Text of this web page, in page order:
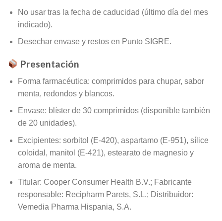
No usar tras la fecha de caducidad (último día del mes
indicado).
Desechar envase y restos en Punto SIGRE.
Presentación
Forma farmacéutica: comprimidos para chupar, sabor
menta, redondos y blancos.
Envase: blíster de 30 comprimidos (disponible también
de 20 unidades).
Excipientes: sorbitol (E‑420), aspartamo (E‑951), sílice
coloidal, manitol (E‑421), estearato de magnesio y
aroma de menta.
Titular: Cooper Consumer Health B.V.; Fabricante
responsable: Recipharm Parets, S.L.; Distribuidor:
Vemedia Pharma Hispania, S.A.